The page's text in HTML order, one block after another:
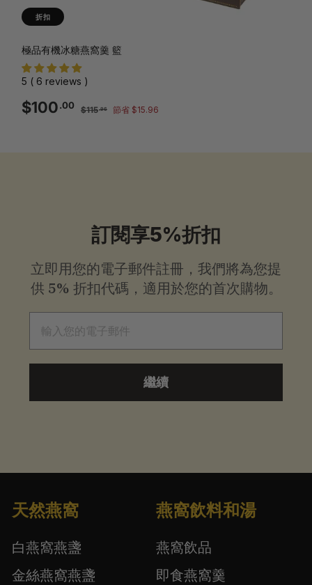
折扣
極品有機冰糖燕窩羹 籃
5 ( 6 reviews )
銷
售
$100.00$100.00
般
$115.96$115.96
節省 $15.96
訂閱享5%折扣
立即用您的電子郵件註冊，我們將為您提
供 5% 折扣代碼，適用於您的首次購物。
繼續
天然燕窩
白燕窩燕盞
金絲燕窩燕盞
燕窩飲料和湯
燕窩飲品
即食燕窩羹